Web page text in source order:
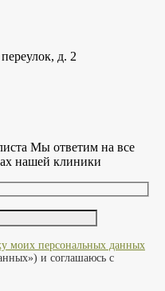
д. 2
Мы ответим на все
нашей клиники
моих персональных данных
и соглашаюсь с